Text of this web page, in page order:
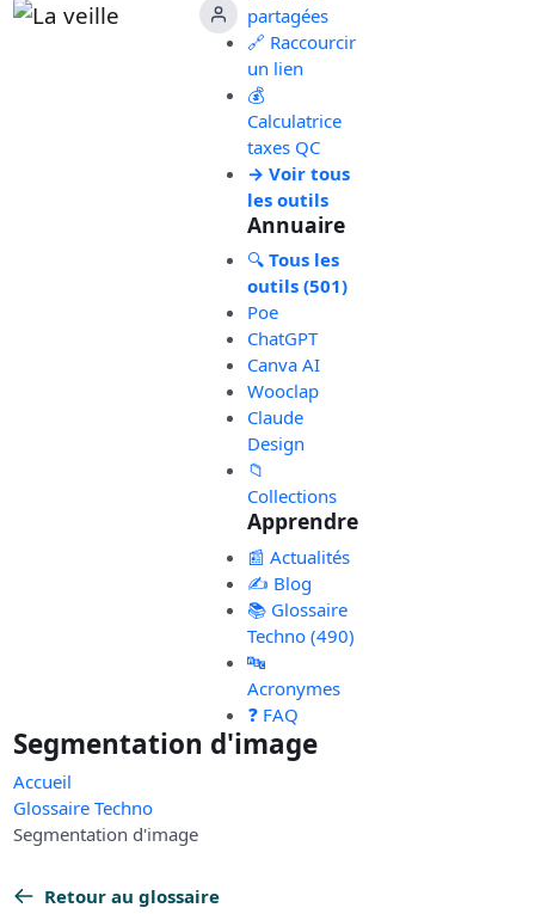
partagées
🔗 Raccourcir
un lien
💰
Calculatrice
taxes QC
→ Voir tous
les outils
Annuaire
🔍 Tous les
outils (501)
Poe
ChatGPT
Canva AI
Wooclap
Claude
Design
📁
Collections
Apprendre
📰 Actualités
✍️ Blog
📚 Glossaire
Techno (490)
🔤
Acronymes
❓ FAQ
Segmentation d'image
Accueil
Glossaire Techno
Segmentation d'image
Retour au glossaire